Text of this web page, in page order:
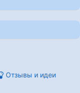
Отзывы и идеи